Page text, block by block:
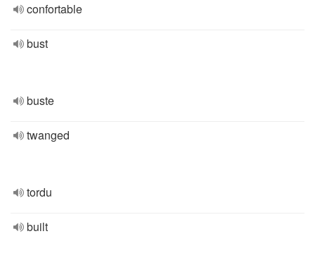
confortable
bust
buste
twanged
tordu
built